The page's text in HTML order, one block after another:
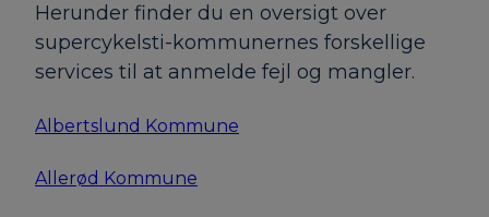
Herunder finder du en oversigt over
supercykelsti-kommunernes forskellige
services til at anmelde fejl og mangler.
Albertslund Kommune
Allerød Kommune